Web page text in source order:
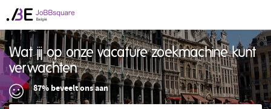
Wat jij op onze vacature zoekmachine kunt
verwachten
87% beveelt ons aan